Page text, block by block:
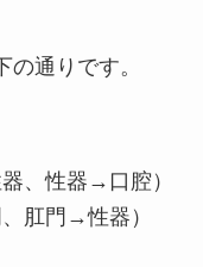
通りです。
、性器→口腔）
肛門→性器）